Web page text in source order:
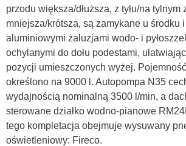
przodu większa/dłuższa, z tyłu/na tylnym
mniejsza/krótsza, są zamykane u środku
aluminiowymi żaluzjami wodo- i
ochylanymi do dołu podestami,
pozycji umieszczonych wyżej.
określono na 9000 l. Autopompa N35
wydajnością nominalną 3500 l/min, a
sterowane działko wodno-pianowe
tego kompletacja obejmuje wysuwany
oświetleniowy: Fireco.